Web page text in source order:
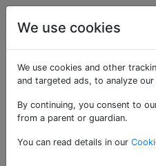
Drupal
Domande
«drush»
Usalo per domande sulla
We use cookies
We use cookies and other
and targeted ads, to analyze
By continuing, you consent to
from a parent or guardian.
You can read details in our